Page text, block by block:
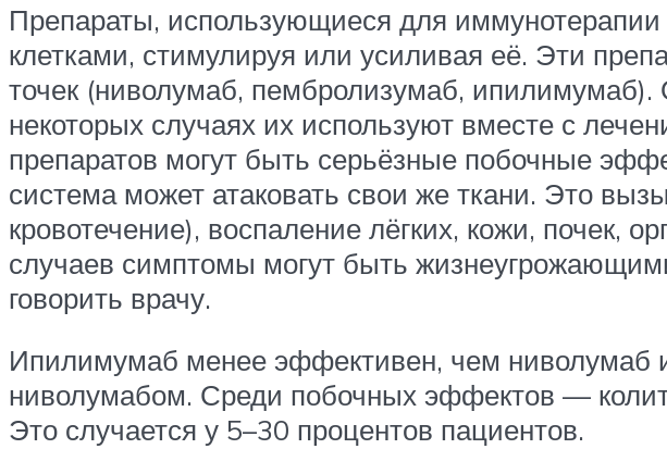
Препараты, использующиеся для
клетками, стимулируя или усиливая её. Эти
точек (ниволумаб, пембролизумаб,
некоторых случаях их используют вместе с
препаратов могут быть серьёзные побочные
система может атаковать свои же ткани. Это
кровотечение), воспаление лёгких, кожи, почек,
случаев симптомы могут быть
говорить врачу.
Ипилимумаб менее эффективен, чем ниволумаб
ниволумабом. Среди побочных эффектов —
Это случается у 5–30 процентов пациентов.